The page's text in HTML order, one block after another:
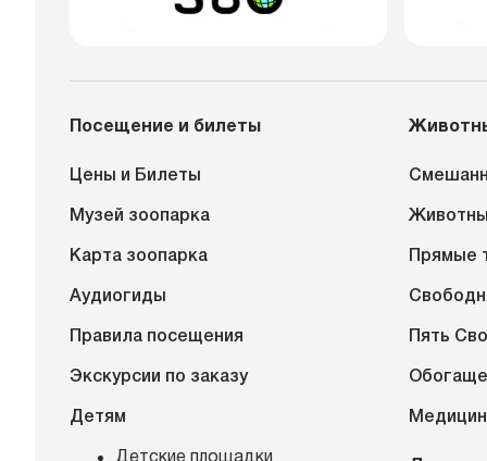
Посещение и билеты
Цены и Билеты
Музей зоопарка
Карта зоопарка
Аудиогиды
Правила посещения
Экскурсии по заказу
Детям
Детские площадки
Прямые
Пять